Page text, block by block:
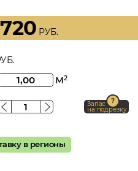
РУБ.
м2
Запас
на подрезку
в регионы